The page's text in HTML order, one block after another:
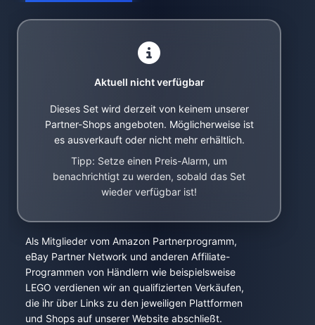
Aktuell nicht verfügbar
Dieses Set wird derzeit von keinem unserer
Partner-Shops angeboten. Möglicherweise ist
es ausverkauft oder nicht mehr erhältlich.
Tipp: Setze einen Preis-Alarm, um
benachrichtigt zu werden, sobald das Set
wieder verfügbar ist!
Als Mitglieder vom Amazon Partnerprogramm,
eBay Partner Network und anderen Affiliate-
Programmen von Händlern wie beispielsweise
LEGO verdienen wir an qualifizierten Verkäufen,
die ihr über Links zu den jeweiligen Plattformen
und Shops auf unserer Website abschließt.